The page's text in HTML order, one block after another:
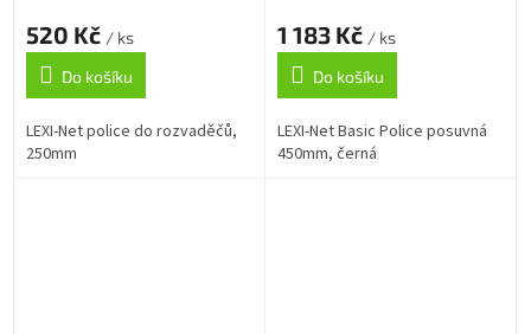
520 Kč / ks
Do košíku
LEXI-Net police do rozvaděčů,
250mm
1 183 Kč / ks
Do košíku
LEXI-Net Basic Police posuvná
450mm, černá